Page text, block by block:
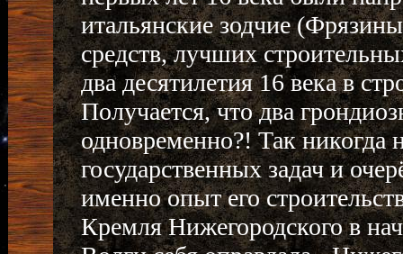
итальянские зодчие
средств, лучших
два десятилетия 16 века в
Получается, что два
одновременно?! Так никогда
государственных задач и
именно опыт его
Кремля Нижегородского в